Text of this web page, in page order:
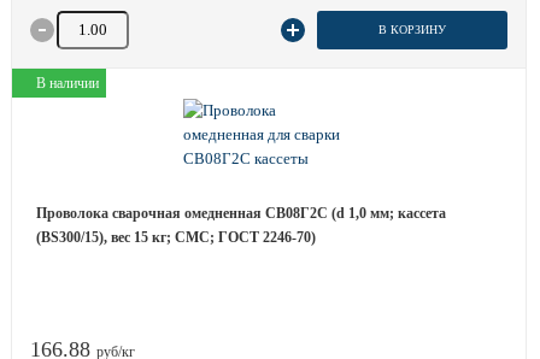
Количество товара В КОРЗИНУ
В наличии
Проволока сварочная омедненная СВ08Г2С (d 1,0 мм; кассета
(BS300/15), вес 15 кг; СМС; ГОСТ 2246-70)
166.88 руб/кг